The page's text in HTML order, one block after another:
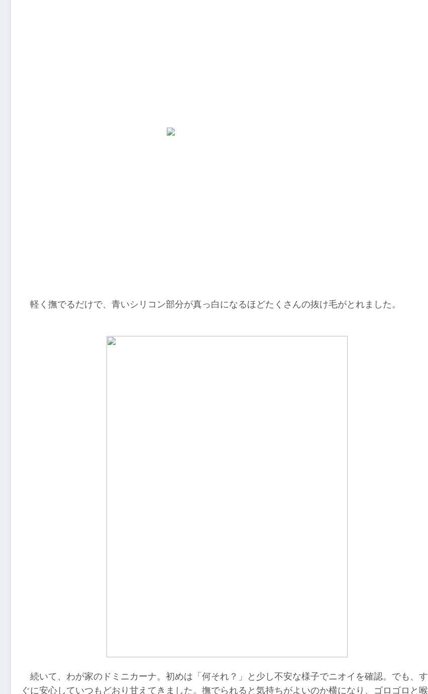
軽く撫でるだけで、青いシリコン部分が真っ白になるほどたくさんの抜け毛がとれました。
続いて、わが家のドミニカーナ。初めは「何それ？」と少し不安な様子でニオイを確認。でも、す
ぐに安心していつもどおり甘えてきました。撫でられると気持ちがよいのか横になり、ゴロゴロと喉